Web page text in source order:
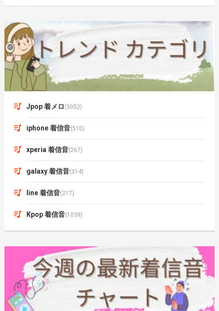
Jpop 着メロ (3052)
iphone 着信音(510)
xperia 着信音(267)
galaxy 着信音(314)
line 着信音(217)
Kpop 着信音(1039)